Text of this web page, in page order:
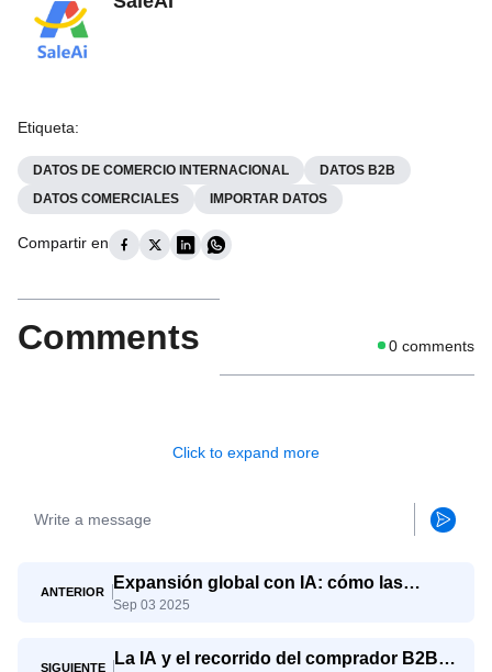
Etiqueta:
DATOS DE COMERCIO INTERNACIONAL
DATOS B2B
DATOS COMERCIALES
IMPORTAR DATOS
Compartir en
Comments 0 comments
Click to expand more
ANTERIOR
Expansión global con IA: cómo las
pymes compiten con los gigantes
Sep 03 2025
SIGUIENTE
La IA y el recorrido del comprador B2B: